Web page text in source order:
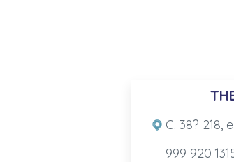
C. 38? 218,
999 920